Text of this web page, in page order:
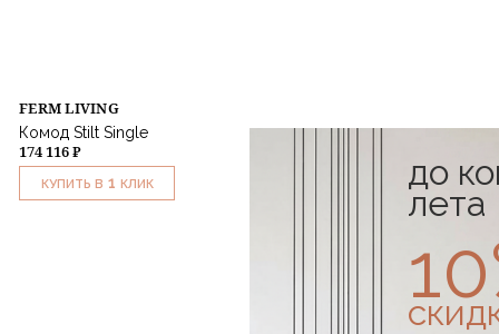
FERM LIVING
Комод Stilt Single
174 116 ₽
КУПИТЬ В 1 КЛИК до
лета